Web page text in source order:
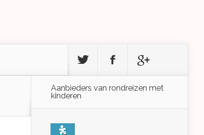
Aanbieders van rondreizen met
kinderen